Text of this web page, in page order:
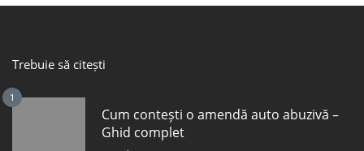
Trebuie să citești
1
Cum contești o amendă auto abuzivă –
Ghid complet